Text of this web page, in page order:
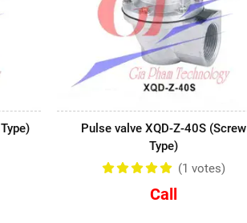
Pulse valve XQD-Z-40S (Screw
Type)
(1 votes)
Call